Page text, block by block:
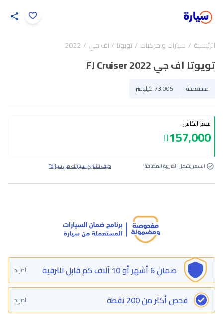
الرئيسية سيارات و مركبات تويوتا اف جي 2022
تويوتا اف جي FJ Cruiser 2022
مستعملة 73,005 كيلومتر
سعر الكاش
157,000
السعر يشمل الضريبة المضافة كيف تشتري سيارتك من سيارة؟
ضمان 6 أشهر أو 10 آلاف كم قابل للترقية المزيد
فحص أكثر من 200 نقطة المزيد